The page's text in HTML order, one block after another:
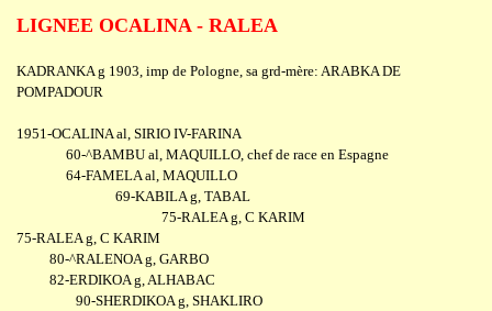
LIGNEE OCALINA - RALEA
KADRANKA g 1903, imp de Pologne, sa grd-mère: ARABKA DE
POMPADOUR
1951-OCALINA al, SIRIO IV-FARINA
60-^BAMBU al, MAQUILLO, chef de race en Espagne
64-FAMELA al, MAQUILLO
69-KABILA g, TABAL
75-RALEA g, C KARIM
75-RALEA g, C KARIM
80-^RALENOA g, GARBO
82-ERDIKOA g, ALHABAC
90-SHERDIKOA g, SHAKLIRO